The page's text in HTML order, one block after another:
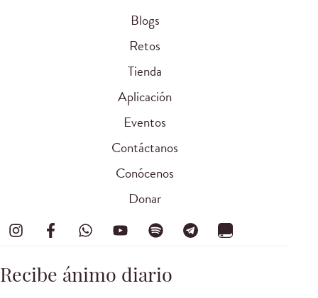
Blogs
Retos
Tienda
Aplicación
Eventos
Contáctanos
Conócenos
Donar
Recibe ánimo diario